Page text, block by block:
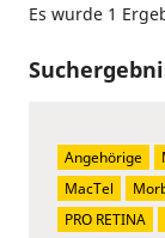
Es wurde 1
Angehörige
MacTel
PRO RETINA